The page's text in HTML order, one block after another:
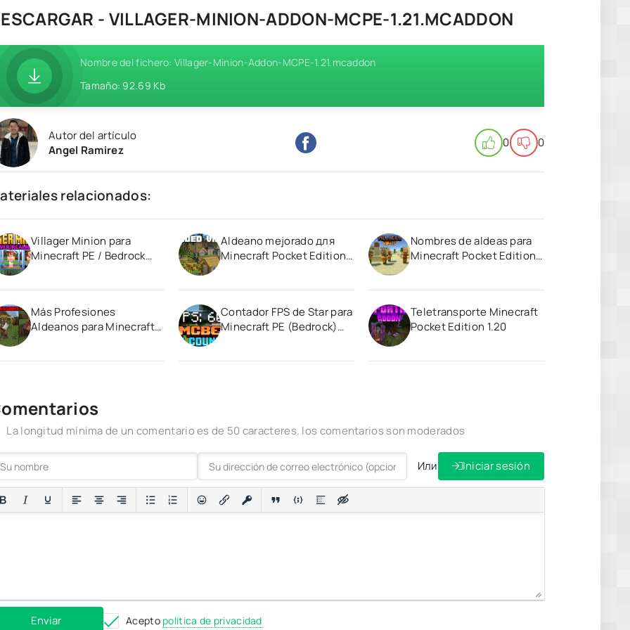
- VILLAGER-MINION-ADDON-MCPE-1.21.MCADDON
Nombre del fichero: Villager-Minion-Addon-MCPE-1.21.mcaddon
Tamaño: 92.69 Kb
Autor del artículo
Angel Ramirez
0 0
relacionados:
Villager Minion para
Minecraft PE / Bedrock
Aldeano mejorado для
Minecraft Pocket Edition
Nombres de aldeas para
Minecraft Pocket Edition
Más Profesiones
Aldeanos para Minecraft
Contador FPS de Star para
Minecraft PE (Bedrock)
Teletransporte Minecraft
Pocket Edition 1.20
La longitud mínima de un comentario es de 50 caracteres. los comentarios son moderados
Или Iniciar sesión
Enviar Acepto política de privacidad